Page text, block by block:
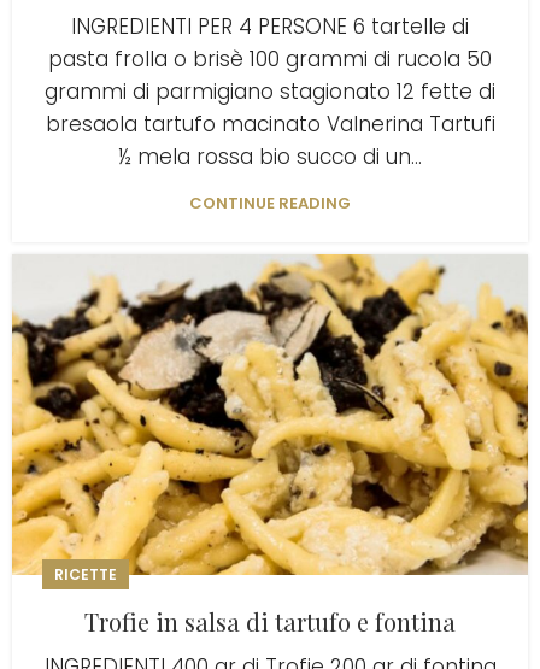
INGREDIENTI PER 4 PERSONE 6 tartelle di
pasta frolla o brisè 100 grammi di rucola 50
grammi di parmigiano stagionato 12 fette di
bresaola tartufo macinato Valnerina Tartufi
½ mela rossa bio succo di un...
CONTINUE READING
RICETTE
Trofie in salsa di tartufo e fontina